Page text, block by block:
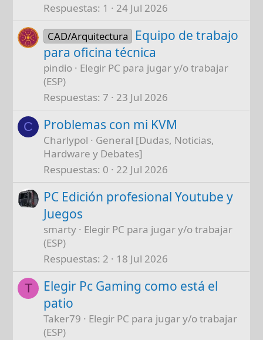
Respuestas 1 24 Jul 2026
CAD/Arquitectura
Equipo de trabajo
para oficina técnica
pindio
Elegir PC para jugar y/o trabajar
(ESP)
Respuestas 7 23 Jul 2026
C Problemas con mi KVM
Charlypol
General [Dudas, Noticias,
Hardware y Debates]
Respuestas 0 22 Jul 2026
PC Edición profesional Youtube y
Juegos
smarty
Elegir PC para jugar y/o trabajar
(ESP)
Respuestas 2 18 Jul 2026
T
Elegir Pc Gaming como está el
patio
Taker79
Elegir PC para jugar y/o trabajar
(ESP)